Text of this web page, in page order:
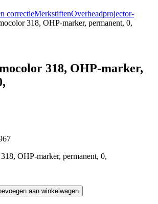
correctieMerkstiftenOverheadprojector-
318, OHP-marker, permanent, 0,
318, OHP-marker,
OHP-marker, permanent, 0,
aan winkelwagen